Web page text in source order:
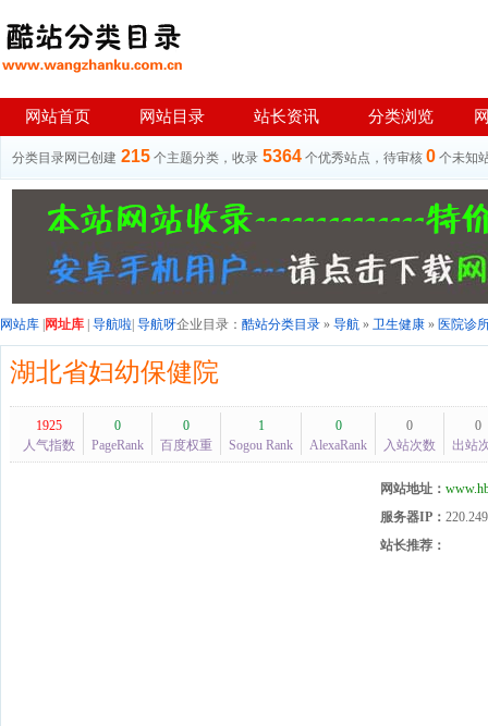
网站首页 网站目录 站长资讯 分类浏览
分类目录网已创建 215 个主题分类，收录 5364 个优秀站点，待审核 0 个未知
网站库 网址库 导航啦 导航呀企业目录： 酷站分类目录 » 导航 » 卫生健康 » 医院诊
湖北省妇幼保健院
1925
人气指数
0
PageRank
0
百度权重
1
Sogou Rank
0
AlexaRank
0
入站次数
0
出站
网站地址：
服务器IP：
站长推荐：